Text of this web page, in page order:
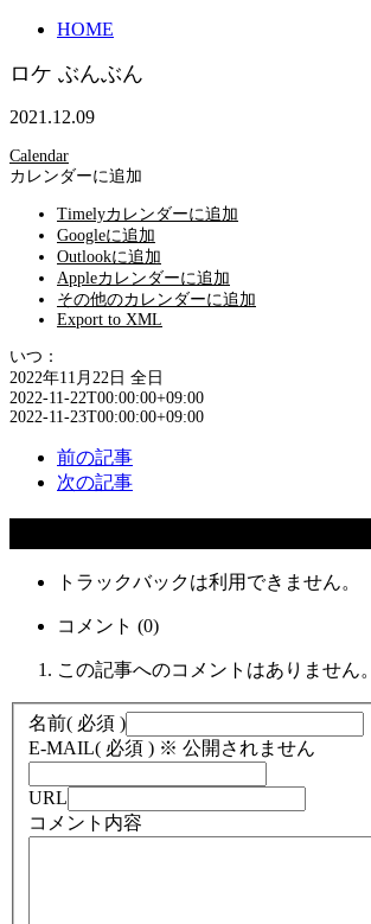
HOME
ロケ ぶんぶん
2021.12.09
Calendar
カレンダーに追加
Timelyカレンダーに追加
Googleに追加
Outlookに追加
Appleカレンダーに追加
その他のカレンダーに追加
Export to XML
いつ：
2022年11月22日 全日
2022-11-22T00:00:00+09:00
2022-11-23T00:00:00+09:00
前の記事
次の記事
トラックバックは利用できません。
コメント (0)
この記事へのコメントはありません。
名前( 必須 )
E-MAIL( 必須 ) ※ 公開されません
URL
コメント内容